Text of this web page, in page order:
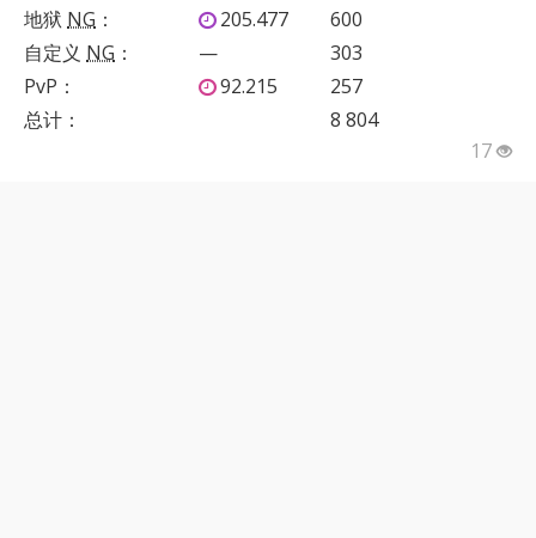
地狱 NG ： 205.477
600
自定义 NG ： —
303
PvP ： 92.215
257
总计：
8 804
17